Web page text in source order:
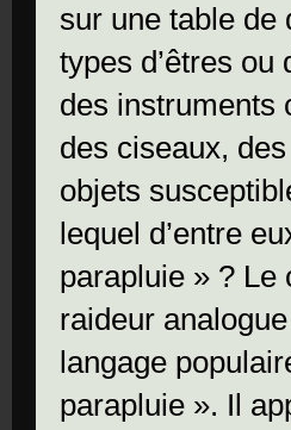
sur une table de
types d’êtres ou
des instruments
des ciseaux,
objets
lequel d’entre
parapluie » ? Le
raideur
langage
parapluie ». Il